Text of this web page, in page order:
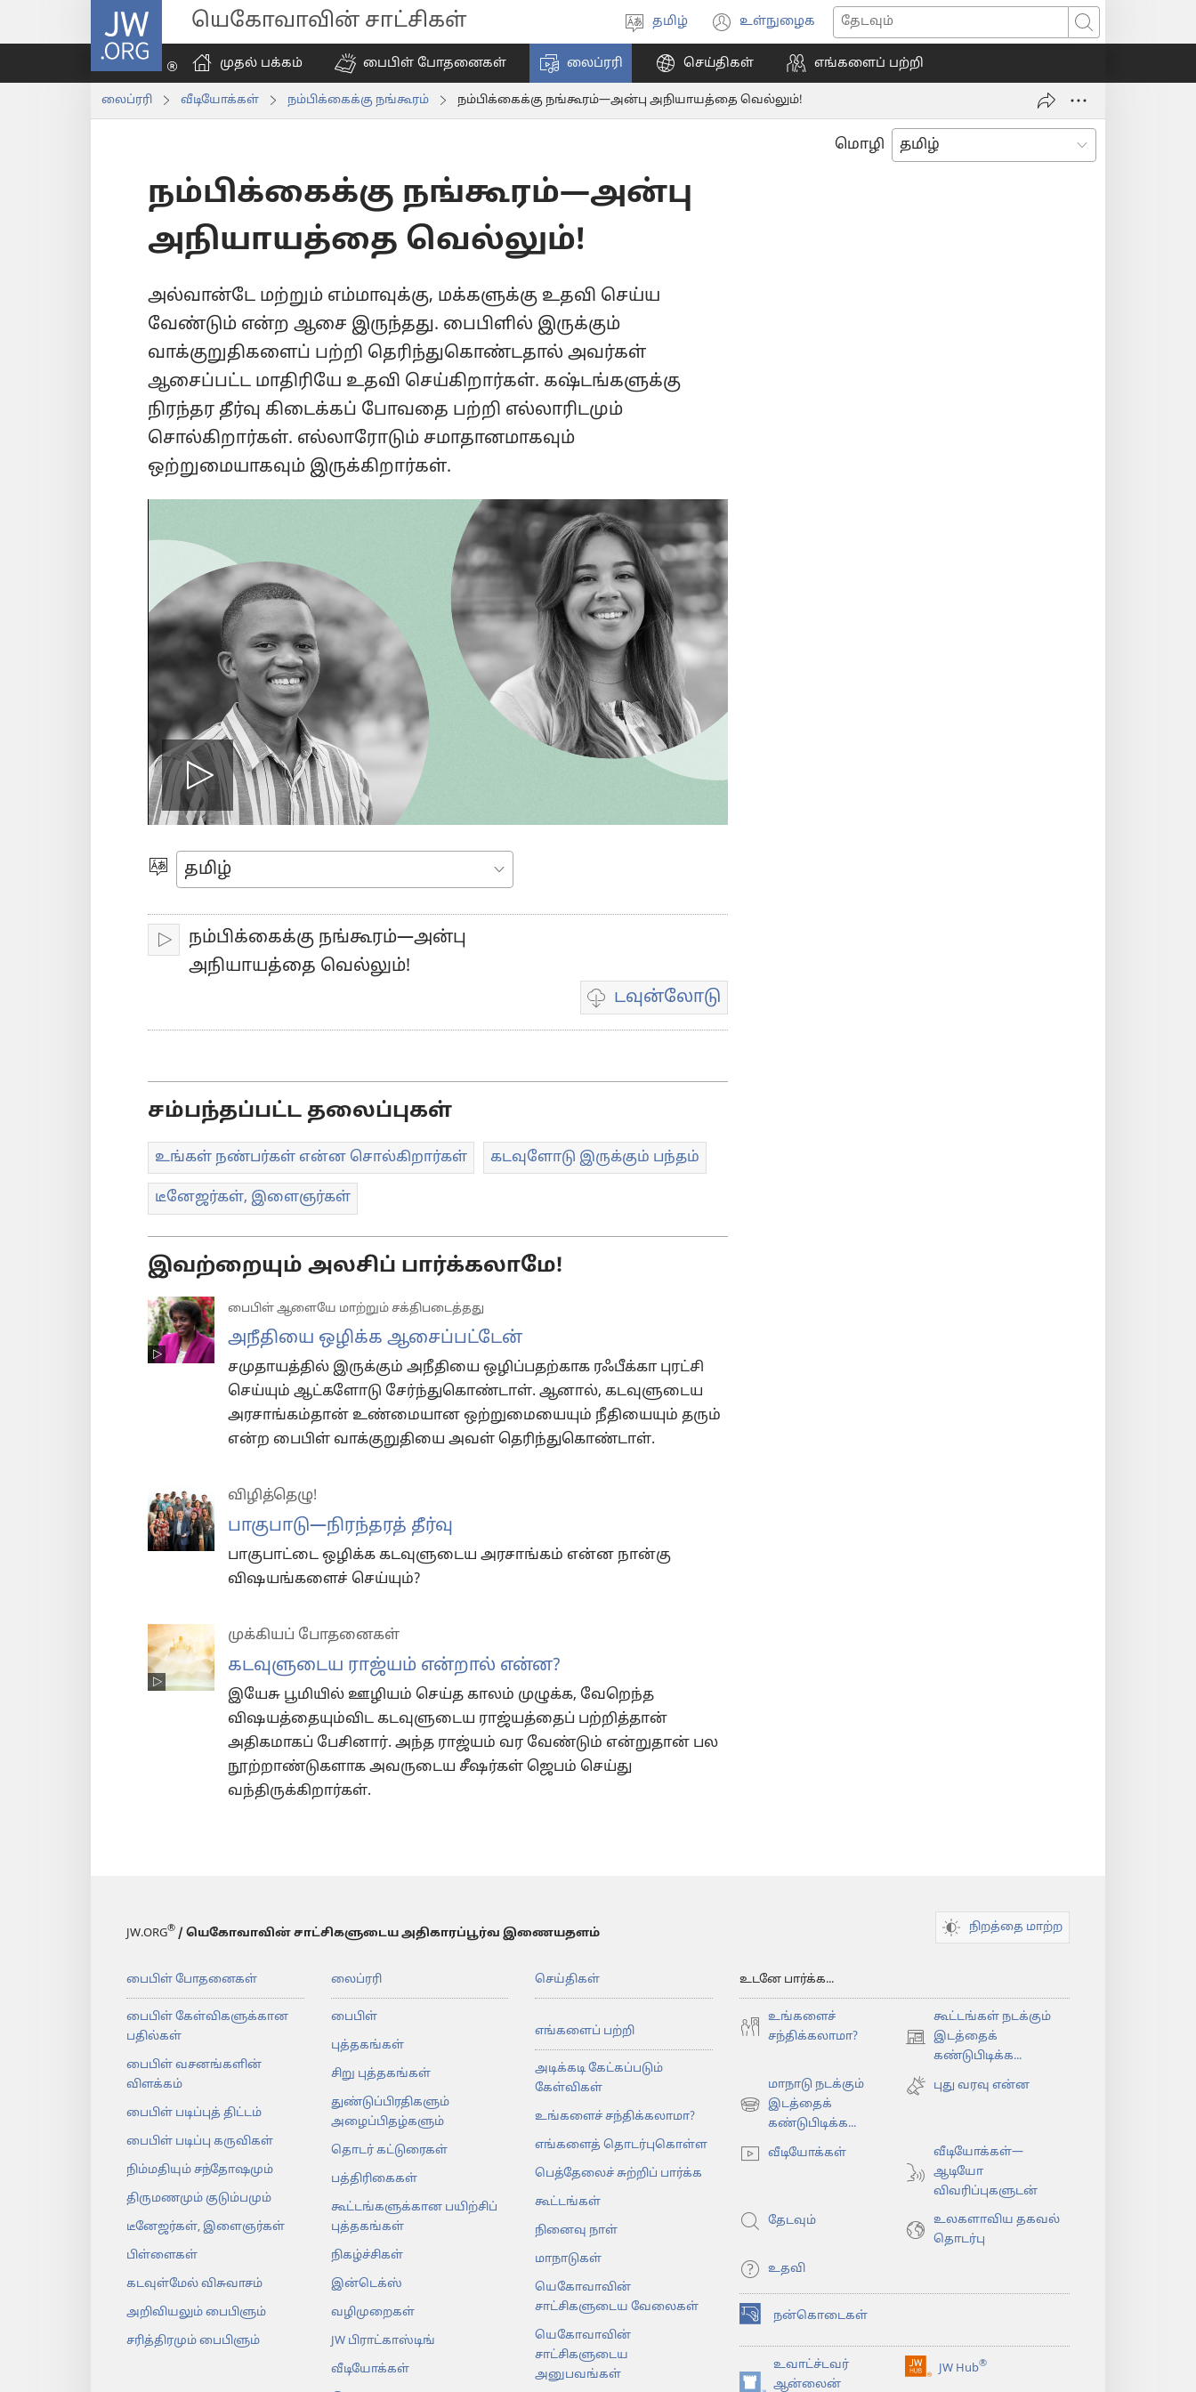
JW.ORG யெகோவாவின் சாட்சிகள்
மொழியை
தேர்ந்தெடுங்கள்
தமிழ் உள்நுழைக
(opens
window)
தேடவும்
முதல் பக்கம் பைபிள் போதனைகள் லைப்ரரி செய்திகள் எங்களைப் பற்றி
லைப்ரரி வீடியோக்கள் நம்பிக்கைக்கு நங்கூரம் நம்பிக்கைக்கு நங்கூரம்—அன்பு அநியாயத்தை வெல்லும்!
மொழி
நம்பிக்கைக்கு நங்கூரம்—அன்பு
அநியாயத்தை வெல்லும்!
அல்வான்டே மற்றும் எம்மாவுக்கு, மக்களுக்கு உதவி செய்ய
வேண்டும் என்ற ஆசை இருந்தது. பைபிளில் இருக்கும்
வாக்குறுதிகளைப் பற்றி தெரிந்துகொண்டதால் அவர்கள்
ஆசைப்பட்ட மாதிரியே உதவி செய்கிறார்கள். கஷ்டங்களுக்கு
நிரந்தர தீர்வு கிடைக்கப் போவதை பற்றி எல்லாரிடமும்
சொல்கிறார்கள். எல்லாரோடும் சமாதானமாகவும்
ஒற்றுமையாகவும் இருக்கிறார்கள்.
Play
video
மொழியை
இயக்கவும்
நம்பிக்கைக்கு நங்கூரம்—அன்பு
அநியாயத்தை வெல்லும்!
டவுன்லோடு
வீடியோ
சம்பந்தப்பட்ட தலைப்புகள்
உங்கள் நண்பர்கள் என்ன சொல்கிறார்கள் கடவுளோடு இருக்கும் பந்தம்
டீனேஜர்கள், இளைஞர்கள்
இவற்றையும் அலசிப் பார்க்கலாமே!
பைபிள் ஆளையே மாற்றும் சக்திபடைத்தது
அநீதியை ஒழிக்க ஆசைப்பட்டேன்
சமுதாயத்தில் இருக்கும் அநீதியை ஒழிப்பதற்காக ரஃபீக்கா புரட்சி
செய்யும் ஆட்களோடு சேர்ந்துகொண்டாள். ஆனால், கடவுளுடைய
அரசாங்கம்தான் உண்மையான ஒற்றுமையையும் நீதியையும் தரும்
என்ற பைபிள் வாக்குறுதியை அவள் தெரிந்துகொண்டாள்.
விழித்தெழு!
பாகுபாடு​—⁠நிரந்தரத் தீர்வு
பாகுபாட்டை ஒழிக்க கடவுளுடைய அரசாங்கம் என்ன நான்கு
விஷயங்களைச் செய்யும்?
முக்கியப் போதனைகள்
கடவுளுடைய ராஜ்யம் என்றால் என்ன?
இயேசு பூமியில் ஊழியம் செய்த காலம் முழுக்க, வேறெந்த
விஷயத்தையும்விட கடவுளுடைய ராஜ்யத்தைப் பற்றித்தான்
அதிகமாகப் பேசினார். அந்த ராஜ்யம் வர வேண்டும் என்றுதான் பல
நூற்றாண்டுகளாக அவருடைய சீஷர்கள் ஜெபம் செய்து
வந்திருக்கிறார்கள்.
JW.ORG® / யெகோவாவின் சாட்சிகளுடைய அதிகாரப்பூர்வ இணையதளம் நிறத்தை மாற்ற
பைபிள் போதனைகள்
பைபிள் கேள்விகளுக்கான
பதில்கள்
பைபிள் வசனங்களின்
விளக்கம்
பைபிள் படிப்புத் திட்டம்
பைபிள் படிப்பு கருவிகள்
நிம்மதியும் சந்தோஷமும்
திருமணமும் குடும்பமும்
டீனேஜர்கள், இளைஞர்கள்
பிள்ளைகள்
கடவுள்மேல் விசுவாசம்
அறிவியலும் பைபிளும்
சரித்திரமும் பைபிளும்
லைப்ரரி
பைபிள்
புத்தகங்கள்
சிறு புத்தகங்கள்
துண்டுப்பிரதிகளும்
அழைப்பிதழ்களும்
தொடர் கட்டுரைகள்
பத்திரிகைகள்
கூட்டங்களுக்கான பயிற்சிப்
புத்தகங்கள்
நிகழ்ச்சிகள்
இன்டெக்ஸ்
வழிமுறைகள்
JW பிராட்காஸ்டிங்
வீடியோக்கள்
செய்திகள்
எங்களைப் பற்றி
அடிக்கடி கேட்கப்படும்
கேள்விகள்
உங்களைச் சந்திக்கலாமா?
எங்களைத் தொடர்புகொள்ள
பெத்தேலைச் சுற்றிப் பார்க்க
கூட்டங்கள்
நினைவு நாள்
மாநாடுகள்
யெகோவாவின்
சாட்சிகளுடைய வேலைகள்
யெகோவாவின்
சாட்சிகளுடைய
அனுபவங்கள்
உடனே பார்க்க...
உங்களைச்
சந்திக்கலாமா?
கூட்டங்கள் நடக்கும்
இடத்தைக்
கண்டுபிடிக்க...
(opens
window)
மாநாடு நடக்கும்
இடத்தைக்
கண்டுபிடிக்க...
(opens
window)
புது வரவு என்ன
வீடியோக்கள்
வீடியோக்கள்—
ஆடியோ
விவரிப்புகளுடன்
தேடவும்
உலகளாவிய தகவல்
தொடர்பு
உதவி
நன்கொடைகள்
(opens
new
window)உவாட்ச்டவர்
ஆன்லைன்
JW Hub®
(opens